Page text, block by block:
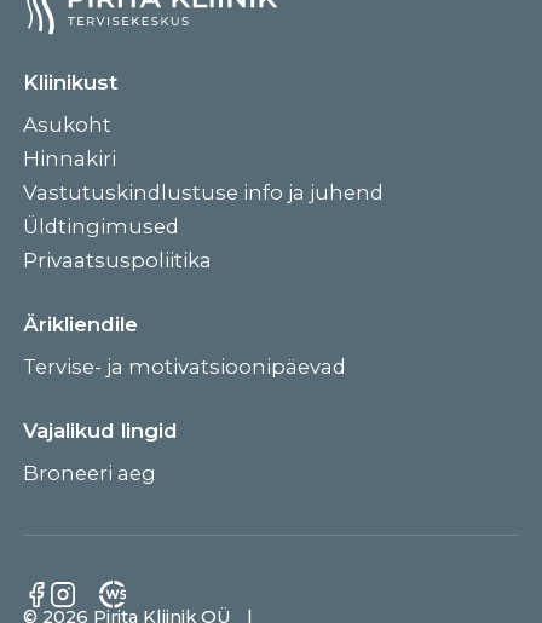
Kliinikust
Asukoht
Hinnakiri
Vastutuskindlustuse info ja juhend
Üldtingimused
Privaatsuspoliitika
Ärikliendile
Tervise- ja motivatsioonipäevad
Vajalikud lingid
Broneeri aeg
© 2026 Pirita Kliinik OÜ